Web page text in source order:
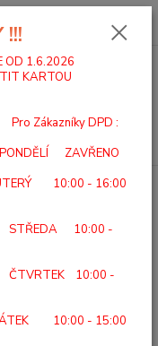
0,00 Kč
své heslo, zadejte
registraci. Zašleme Vám
!!!
OD 1.6.2026
KARTOU
DPD :
ZAVŘENO
10:00 - 16:00
10:00 -
10:00 -
10:00 - 15:00